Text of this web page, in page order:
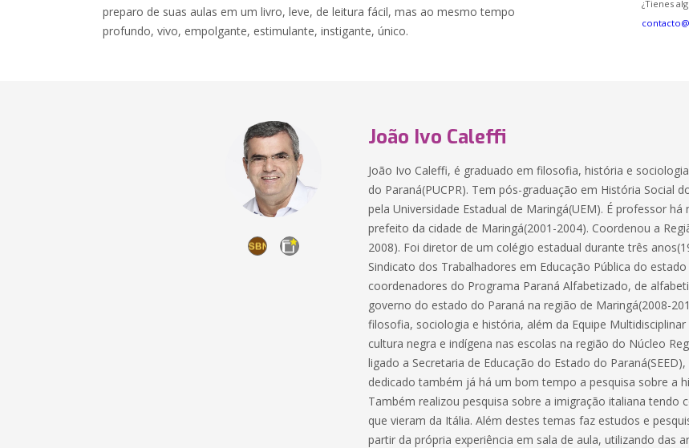
preparo de suas aulas em um livro, leve, de leitura fácil, mas ao mesmo tempo
profundo, vivo, empolgante, estimulante, instigante, único.
¿Tienes
João Ivo Caleffi
João Ivo Caleffi, é graduado em filosofia, história e
do Paraná(PUCPR). Tem pós-graduação em História Social
pela Universidade Estadual de Maringá(UEM). É professor
prefeito da cidade de Maringá(2001-2004). Coordenou a
2008). Foi diretor de um colégio estadual durante três
Sindicato dos Trabalhadores em Educação Pública do
coordenadores do Programa Paraná Alfabetizado, de
governo do estado do Paraná na região de Maringá(2008-
filosofia, sociologia e história, além da Equipe
cultura negra e indígena nas escolas na região do Núcleo
ligado a Secretaria de Educação do Estado do
dedicado também já há um bom tempo a pesquisa sobre a
Também realizou pesquisa sobre a imigração italiana tendo
que vieram da Itália. Além destes temas faz estudos e
partir da própria experiência em sala de aula, utilizando das